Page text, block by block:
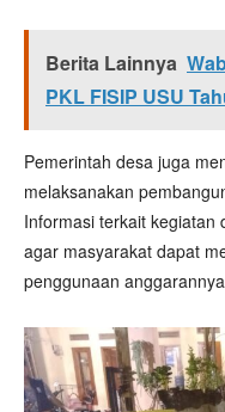
Berita Lainnya
PKL FISIP USU
Pemerintah desa juga
melaksanakan
Informasi terkait kegiatan
agar masyarakat dapat
penggunaan